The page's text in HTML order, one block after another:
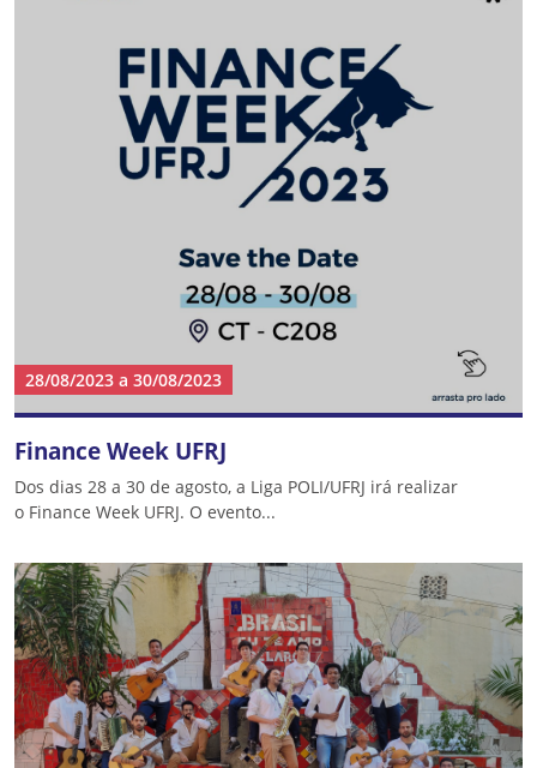
28/08/2023 a 30/08/2023
Finance Week UFRJ
Dos dias 28 a 30 de agosto, a Liga POLI/UFRJ irá realizar
o Finance Week UFRJ. O evento...